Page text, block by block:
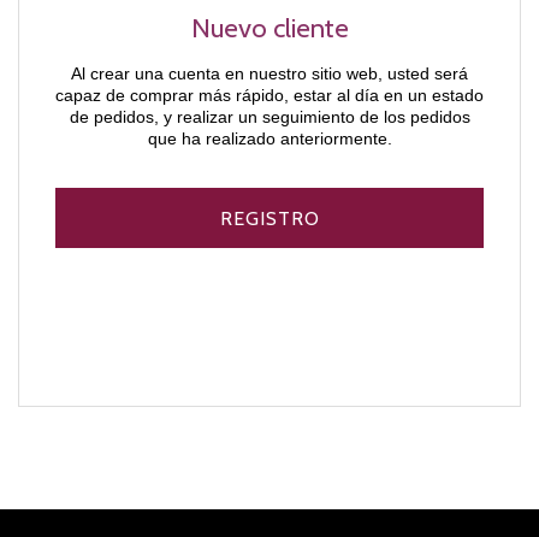
Nuevo cliente
Al crear una cuenta en nuestro sitio web, usted será
capaz de comprar más rápido, estar al día en un estado
de pedidos, y realizar un seguimiento de los pedidos
que ha realizado anteriormente.